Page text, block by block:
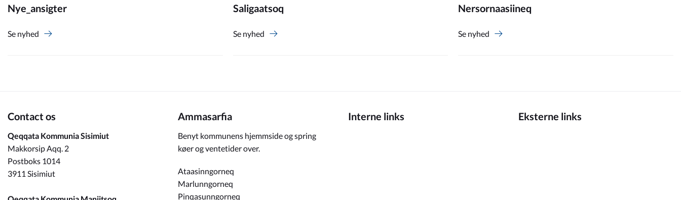
Nye_ansigter
Se nyhed
Saligaatsoq
Se nyhed
Nersornaasiineq
Se nyhed
Contact os
Qeqqata Kommunia Sisimiut
Makkorsip Aqq. 2
Postboks 1014
3911 Sisimiut
Ammasarfia
Benyt kommunens hjemmside og spring
køer og ventetider over.
Ataasinngorneq
Marlunngorneq
Pinqasunngorneq
Interne links Eksterne links